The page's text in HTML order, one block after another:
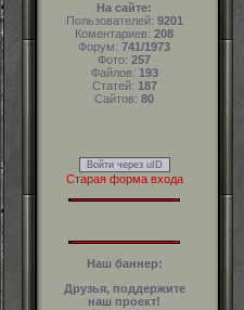
На сайте:
Пользователей: 9201
Коментариев: 208
Форум: 741/1973
Фото: 257
Файлов: 193
Статей: 187
Сайтов: 80
Войти через uID
Старая форма входа
Наш баннер:
Друзья, поддержите
наш проект!